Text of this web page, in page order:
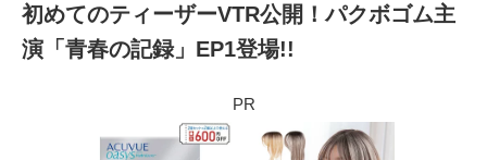
初めてのティーザーVTR公開！パクボゴム主
演「青春の記録」EP1登場!!
PR